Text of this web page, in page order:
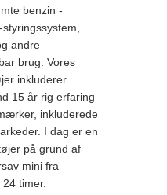
benzin -
andre
brug. Vores
inkluderer
15 år rig erfaring
inkluderede
I dag er en
på grund af
mini fra
timer.